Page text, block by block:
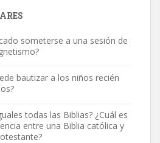
someterse a una sesión de
bautizar a los niños recién
todas las Biblias? ¿Cuál es
entre una Biblia católica y